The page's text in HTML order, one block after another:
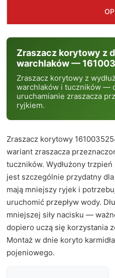
Zraszacz korytowy z
warchlaków —
Zraszacz korytowy z
warchlaków i tuczników —
uruchamianie zraszacza
ryjkiem.
Zraszacz korytowy
wariant zraszacza
tuczników. Wydłużony
jest szczególnie przydatny
mają mniejszy ryjek i
uruchomić przepływ wody.
mniejszej siły nacisku —
dopiero uczą się korzystania
Montaż w dnie koryto
pojeniowego.